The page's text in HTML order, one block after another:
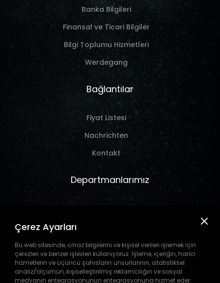
Banka Bilgileri
Finansal ve Ticari Bilgiler
Bilgi Toplumu Hizmetleri
Werdegang
Bağlantılar
Fiyat Listesi
Nachrichten
Kontakt
Departmanlarımız
Takım Tezgahı
Pil
Çerez Ayarları
Bu web sitesinde, cihaz bilgilerini ve kişisel verileri işlemek için
çerezleri ve benzer işlevleri kullanıyoruz. İşleme, içeriğin, harici
hizmetlerin ve üçüncü şahısların unsurlarının, istatistiksel
analiz/ölçümün, kişiselleştirilmiş reklamcılığın ve sosyal
medyanın entegrasyonunun entegrasyonuna hizmet eder.